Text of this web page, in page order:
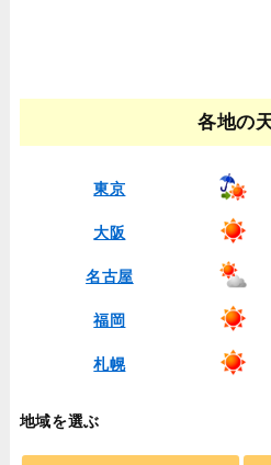
各地の
東京
大阪
名古屋
福岡
札幌
地域を選ぶ